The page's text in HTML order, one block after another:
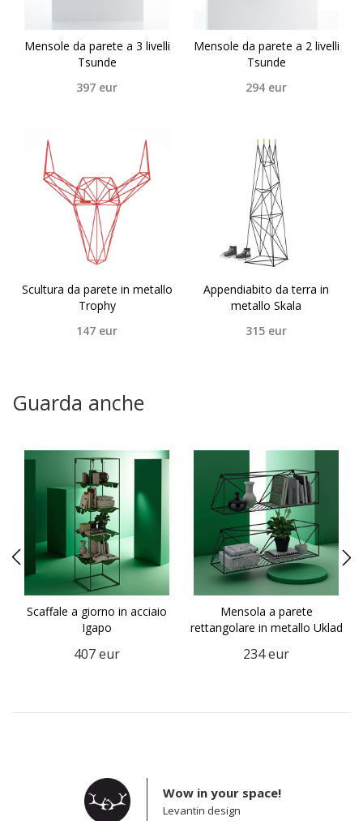
Mensole da parete a 3 livelli
Tsunde
397 eur
Mensole da parete a 2 livelli
Tsunde
294 eur
Scultura da parete in metallo
Trophy
147 eur
Appendiabito da terra in
metallo Skala
315 eur
Guarda anche
Scaffale a giorno in acciaio
Igapo
407eur
Mensola a parete
rettangolare in metallo Uklad
234eur
Wow in your space!
Levantin design